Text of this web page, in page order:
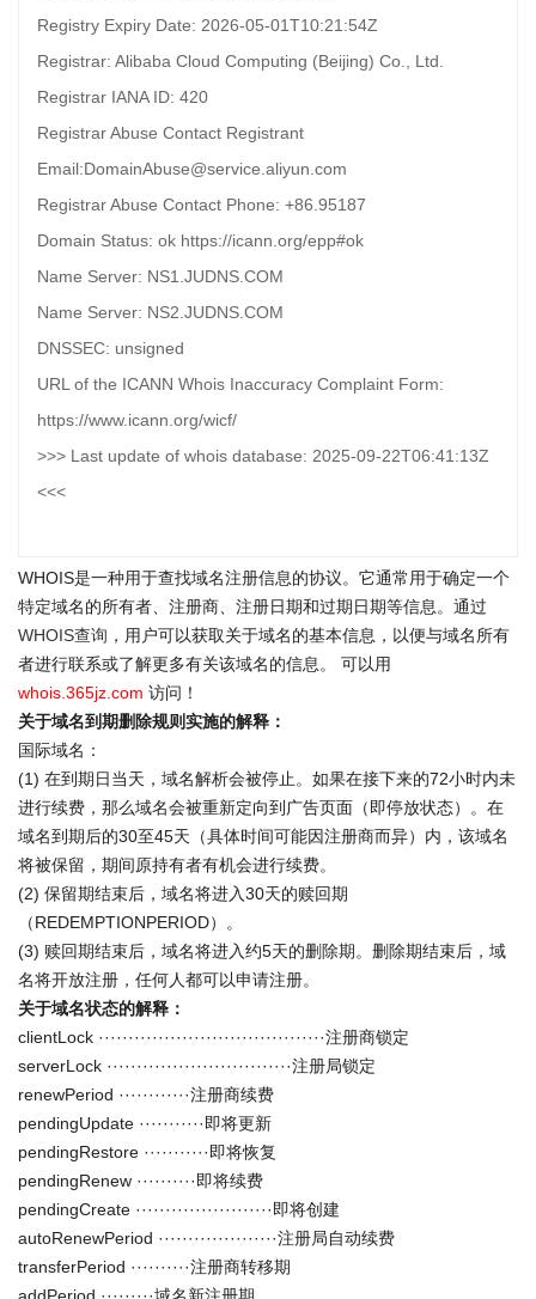
Registry Expiry Date: 2026-05-01T10:21:54Z
Registrar: Alibaba Cloud Computing (Beijing) Co., Ltd.
Registrar IANA ID: 420
Registrar Abuse Contact Registrant
Email:DomainAbuse@service.aliyun.com
Registrar Abuse Contact Phone: +86.95187
Domain Status: ok https://icann.org/epp#ok
Name Server: NS1.JUDNS.COM
Name Server: NS2.JUDNS.COM
DNSSEC: unsigned
URL of the ICANN Whois Inaccuracy Complaint Form:
https://www.icann.org/wicf/
>>> Last update of whois database: 2025-09-22T06:41:13Z
<<<
WHOIS是一种用于查找域名注册信息的协议。它通常用于确定一个
特定域名的所有者、注册商、注册日期和过期日期等信息。通过
WHOIS查询 ，用户可以获取关于域名的基本信息，以便与域名所有
者进行联系或了解更多有关该域名的信息。 可以用
whois.365jz.com 访问！
关于域名到期删除规则实施的解释：
国际域名：
(1) 在到期日当天，域名解析会被停止。如果在接下来的72小时内未
进行续费，那么域名会被重新定向到广告页面（即停放状态）。在
域名到期后的30至45天（具体时间可能因注册商而异）内，该域名
将被保留，期间原持有者有机会进行续费。
(2) 保留期结束后，域名将进入30天的赎回期
（REDEMPTIONPERIOD）。
(3) 赎回期结束后，域名将进入约5天的删除期。删除期结束后，域
名将开放注册，任何人都可以申请注册。
关于域名状态的解释：
clientLock ······································注册商锁定
serverLock ·······························注册局锁定
renewPeriod ············注册商续费
pendingUpdate ···········即将更新
pendingRestore ···········即将恢复
pendingRenew ··········即将续费
pendingCreate ·······················即将创建
autoRenewPeriod ····················注册局自动续费
transferPeriod ··········注册商转移期